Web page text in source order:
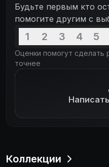
Будьте первым кто
помогите другим с
1 2 3 4 5
Оценки помогут сделать
точнее
Коллекции